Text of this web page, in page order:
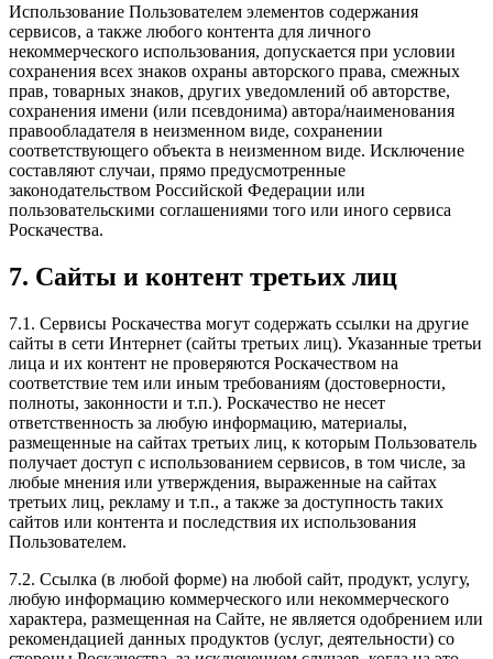
Использование Пользователем элементов содержания
сервисов, а также любого контента для личного
некоммерческого использования, допускается при условии
сохранения всех знаков охраны авторского права, смежных
прав, товарных знаков, других уведомлений об авторстве,
сохранения имени (или псевдонима) автора/наименования
правообладателя в неизменном виде, сохранении
соответствующего объекта в неизменном виде. Исключение
составляют случаи, прямо предусмотренные
законодательством Российской Федерации или
пользовательскими соглашениями того или иного сервиса
Роскачества.
7. Сайты и контент третьих лиц
7.1. Сервисы Роскачества могут содержать ссылки на другие
сайты в сети Интернет (сайты третьих лиц). Указанные третьи
лица и их контент не проверяются Роскачеством на
соответствие тем или иным требованиям (достоверности,
полноты, законности и т.п.). Роскачество не несет
ответственность за любую информацию, материалы,
размещенные на сайтах третьих лиц, к которым Пользователь
получает доступ с использованием сервисов, в том числе, за
любые мнения или утверждения, выраженные на сайтах
третьих лиц, рекламу и т.п., а также за доступность таких
сайтов или контента и последствия их использования
Пользователем.
7.2. Ссылка (в любой форме) на любой сайт, продукт, услугу,
любую информацию коммерческого или некоммерческого
характера, размещенная на Сайте, не является одобрением или
рекомендацией данных продуктов (услуг, деятельности) со